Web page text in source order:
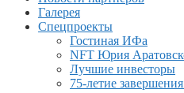
Галерея
Спецпроекты
Гостиная ИФа
NFT Юрия
Лучшие инвесторы
75-летие